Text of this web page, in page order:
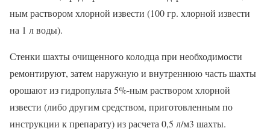
ным раствором хлорной извести (100 гр. хлорной извести
на 1 л воды).
Стенки шахты очищенного колодца при необходимости
ремонтируют, затем наружную и внутреннюю часть шахты
орошают из гидропульта 5%-ным раствором хлорной
извести (либо другим средством, приготовленным по
инструкции к препарату) из расчета 0,5 л/м3 шахты.